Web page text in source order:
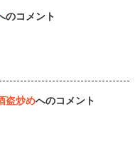
のコメント
盗炒めへのコメント